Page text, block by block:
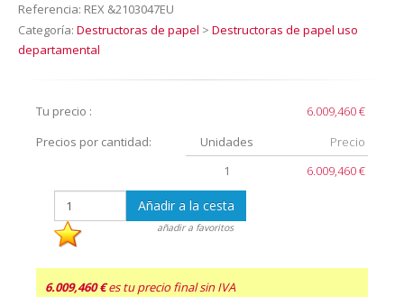
Referencia: REX &2103047EU
Categoría: Destructoras de papel > Destructoras de papel uso
departamental
Tu precio :
6.009,460 €
Precios por cantidad:
Unidades
Precio
1
6.009,460 €
Añadir a la cesta
añadir a favoritos
6.009,460 € es tu precio final sin IVA